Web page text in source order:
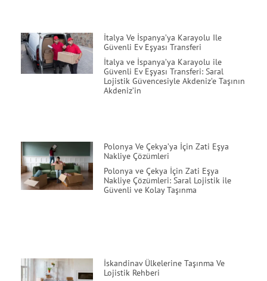
İtalya Ve İspanya’ya Karayolu Ile
Güvenli Ev Eşyası Transferi
İtalya ve İspanya’ya Karayolu ile
Güvenli Ev Eşyası Transferi: Saral
Lojistik Güvencesiyle Akdeniz’e Taşının
Akdeniz’in
Polonya Ve Çekya’ya İçin Zati Eşya
Nakliye Çözümleri
Polonya ve Çekya İçin Zati Eşya
Nakliye Çözümleri: Saral Lojistik ile
Güvenli ve Kolay Taşınma
İskandinav Ülkelerine Taşınma Ve
Lojistik Rehberi